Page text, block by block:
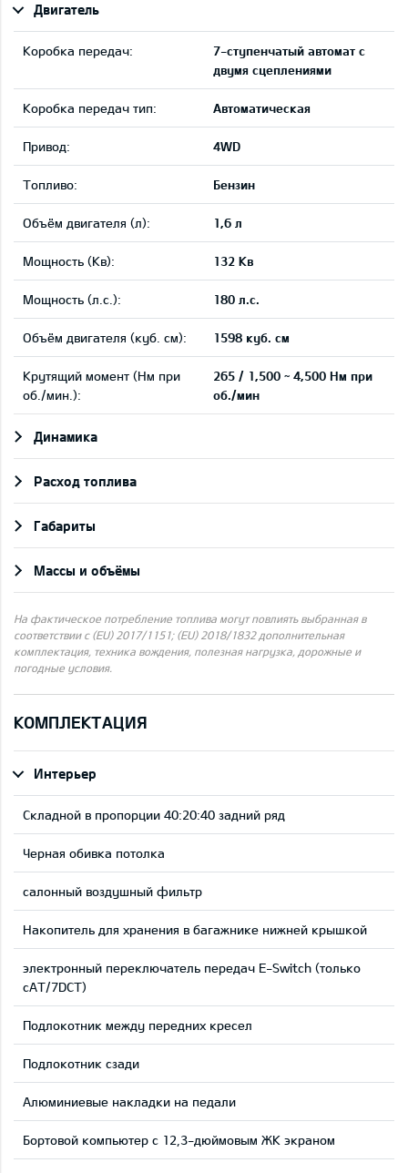
Двигатель
Коробка передач:
7-ступенчатый автомат с
двумя сцеплениями
Коробка передач тип: Автоматическая
Привод: 4WD
Tопливо: Бензин
Объём двигателя (л): 1,6 л
Мощность (Кв): 132 Кв
Мощность (л.с.): 180 л.с.
Объём двигателя (куб. см): 1598 куб. см
Крутящий момент (Нм при
об./мин.):
265 / 1,500 ~ 4,500 Нм при
об./мин
Динамика
Pасход топлива
Габариты
Массы и объёмы
На фактическое потребление топлива могут повлиять выбранная в
соответствии с (EU) 2017/1151; (EU) 2018/1832 дополнительная
комплектация, техника вождения, полезная нагрузка, дорожные и
погодные условия.
КОМПЛЕКТАЦИЯ
Интерьер
Складной в пропорции 40:20:40 задний ряд
Черная обивка потолка
салонный воздушный фильтр
Накопитель для хранения в багажнике нижней крышкой
электронный переключатель передач E-Switch (только
сAT/7DCT)
Подлокотник между передних кресел
Подлокотник сзади
Aлюминиевые накладки на педали
Бортовой компьютер с 12,3-дюймовым ЖК экраном